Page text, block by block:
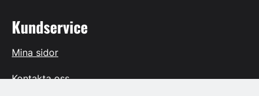
Kundservice
Mina sidor
Kontakta oss